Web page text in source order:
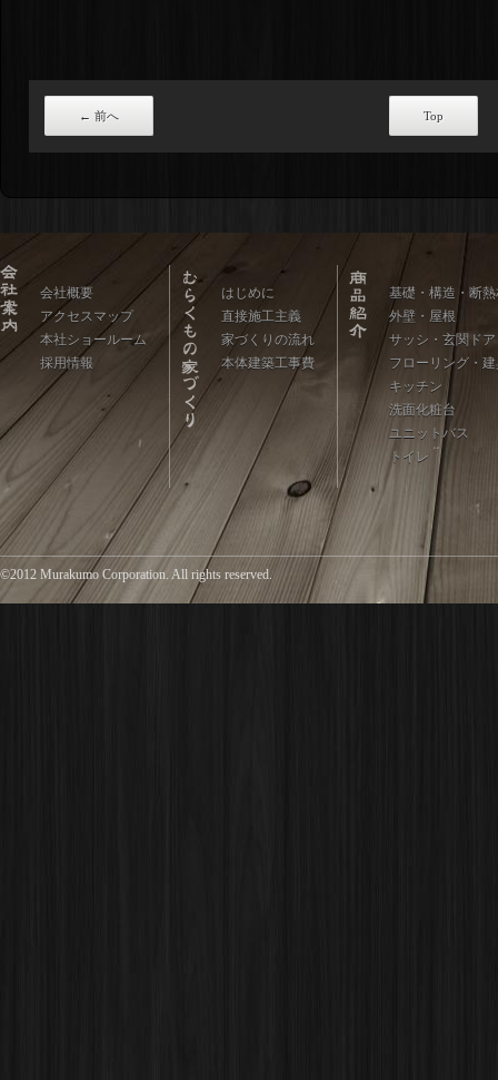
← 前へ Top
会社概要
アクセスマップ
本社ショールーム
採用情報
はじめに
直接施工主義
家づくりの流れ
本体建築工事費
基礎・構造・断
外壁・屋根
サッシ・玄関ドア
フローリング・
キッチン
洗面化粧台
ユニットバス
トイレ
©2012 Murakumo Corporation. All rights reserved.